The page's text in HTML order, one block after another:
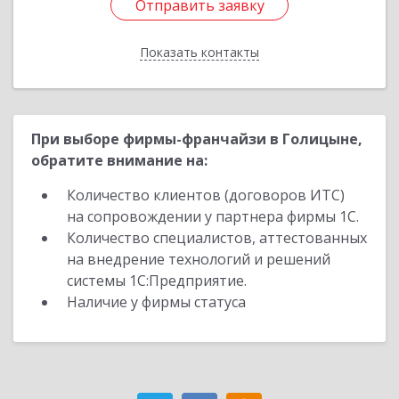
Отправить заявку
Показать контакты
Отправить заявку
Назад
При выборе фирмы-франчайзи в Голицыне,
обратите внимание на:
Количество клиентов (договоров ИТС)
на сопровождении у партнера фирмы 1С.
Количество специалистов, аттестованных
на внедрение технологий и решений
системы 1С:Предприятие.
Наличие у фирмы статуса